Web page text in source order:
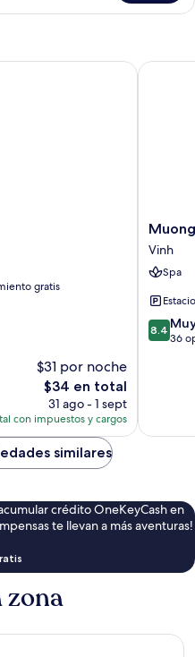
gratis
$31 por noche
El
precio
actual
es
de
$34
$34 en total
31 ago - 1 sept
con impuestos y cargos
Muong
Thanh
Cua
Dong
Vinh
Vinh
Spa
8.4
de
8.4
36
Muong
similares
crédito OneKeyCash en
te llevan a más aventuras!
zona